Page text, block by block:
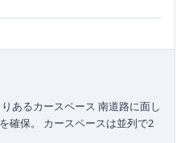
あるカースペース 南道路に面し
確保。
カースペースは並列で2